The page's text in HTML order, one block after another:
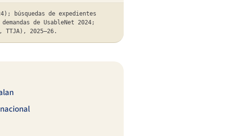
búsquedas de expedientes
de UsableNet 2024;
TTJA), 2025–26.